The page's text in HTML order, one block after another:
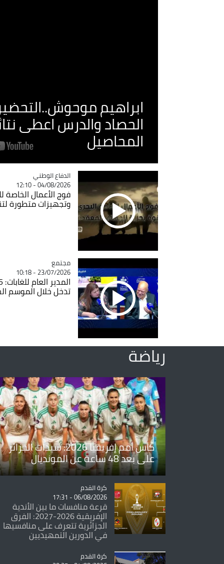
ابراهيم
الحصاد والدرس اعطى
المحاصيل
Catégorie
الدفاع الوطني
04/08/2026 - 12:10
فوج الأعمال الخاصة
وتجهيزات متطورة
Catégorie
مجتمع
23/07/2026 - 10:18
تدخل خلال الموسم
رياضة
كأس أمم إفريقيا 2026: سيدات الجزائر
على بعد 48 ساعة عن المونديال
Catégorie
كرة القدم
06/08/2026 - 17:31
قرعة منافسات ما بين الأندية
الإفريقية 2026-2027: الفرق
الجزائرية تتعرف على منافسيها
في الدورين التمهيديين
Catégorie
كرة القدم